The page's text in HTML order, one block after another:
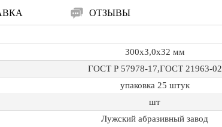
ОТЗЫВЫ
300х3,0х32 мм
ГОСТ Р 57978-17,ГОСТ 21963-02
упаковка 25 штук
шт
Лужский абразивный завод